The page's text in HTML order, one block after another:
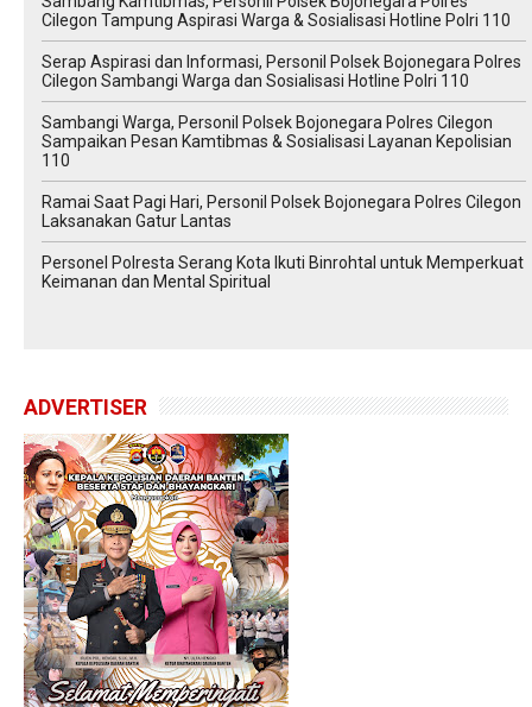
Cilegon Tampung Aspirasi Warga & Sosialisasi Hotline Polri 110
Serap Aspirasi dan Informasi, Personil Polsek Bojonegara Polres
Cilegon Sambangi Warga dan Sosialisasi Hotline Polri 110
Sambangi Warga, Personil Polsek Bojonegara Polres Cilegon
Sampaikan Pesan Kamtibmas & Sosialisasi Layanan Kepolisian
110
Ramai Saat Pagi Hari, Personil Polsek Bojonegara Polres Cilegon
Laksanakan Gatur Lantas
Personel Polresta Serang Kota Ikuti Binrohtal untuk Memperkuat
Keimanan dan Mental Spiritual
ADVERTISER